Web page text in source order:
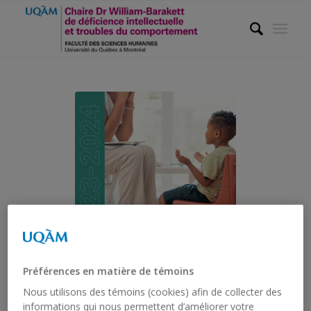
Préférences en matière de témoins
Nous utilisons des témoins (cookies) afin de collecter des
informations qui nous permettent d’améliorer votre